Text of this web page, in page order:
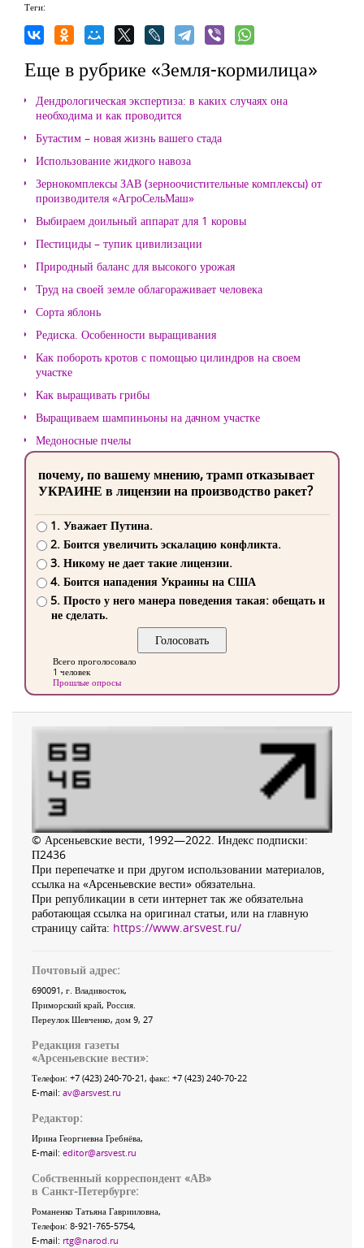
Теги:
Еще в рубрике «Земля-кормилица»
Дендрологическая экспертиза: в каких случаях она
необходима и как проводится
Бутастим – новая жизнь вашего стада
Использование жидкого навоза
Зернокомплексы ЗАВ (зерноочистительные комплексы) от
производителя «АгроСельМаш»
Выбираем доильный аппарат для 1 коровы
Пестициды – тупик цивилизации
Природный баланс для высокого урожая
Труд на своей земле облагораживает человека
Сорта яблонь
Редиска. Особенности выращивания
Как побороть кротов с помощью цилиндров на своем
участке
Как выращивать грибы
Выращиваем шампиньоны на дачном участке
Медоносные пчелы
почему, по вашему мнению, трамп отказывает
УКРАИНЕ в лицензии на производство ракет?
1. Уважает Путина.
2. Боится увеличить эскалацию конфликта.
3. Никому не дает такие лицензии.
4. Боится нападения Украины на США
5. Просто у него манера поведения такая: обещать и
не сделать.
Всего проголосовало
1 человек
Прошлые опросы
© Арсеньевские вести, 1992—2022. Индекс подписки:
П2436
При перепечатке и при другом использовании материалов,
ссылка на «Арсеньевские вести» обязательна.
При републикации в сети интернет так же обязательна
работающая ссылка на оригинал статьи, или на главную
страницу сайта: https://www.arsvest.ru/
Почтовый адрес:
690091, г. Владивосток,
Приморский край, Россия
Переулок Шевченко, дом 9, 27
Редакция газеты
«Арсеньевские вести»:
Телефон: +7 (423) 240-70-21, факс: +7 (423) 240-70-22
E-mail: av@arsvest.ru
Редактор:
Ирина Георгиевна Гребнёва,
E-mail: editor@arsvest.ru
Собственный корреспондент «АВ»
в Санкт-Петербурге:
Романенко Татьяна Гаврииловна,
Телефон: 8-921-765-5754,
E-mail: rtg@narod.ru